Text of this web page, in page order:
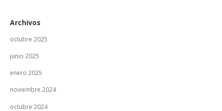
Archivos
octubre 2025
junio 2025
enero 2025
noviembre 2024
octubre 2024